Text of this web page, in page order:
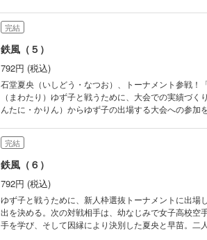
完結
鉄風（５）
792円 (税込)
石堂夏央（いしどう・なつお）、トーナメント参戦
（まわたり）ゆず子と戦うために、大会での実績づ
んたに・かりん）からゆず子の出場する大会への参
完結
鉄風（６）
792円 (税込)
ゆず子と戦うために、新人枠選抜トーナメントに出
出を決める。次の対戦相手は、幼なじみで女子高校
手を学び、そして因縁により決別した夏央と早苗。